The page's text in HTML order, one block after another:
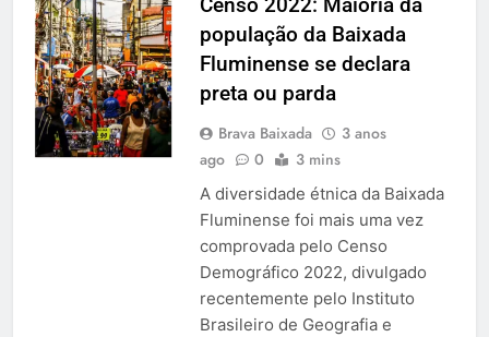
população da Baixada
Fluminense se declara
preta ou parda
Brava Baixada
3 anos
ago
0 3 mins
A diversidade étnica da Baixada
Fluminense foi mais uma vez
comprovada pelo Censo
Demográfico 2022, divulgado
recentemente pelo Instituto
Brasileiro de Geografia e